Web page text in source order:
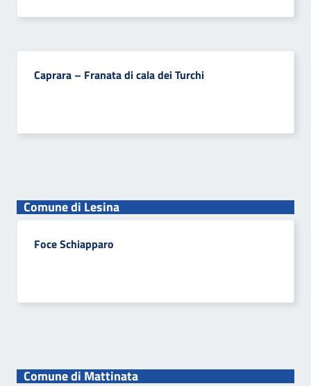
Caprara – Franata di cala dei Turchi
Comune di Lesina
Foce Schiapparo
Comune di Mattinata